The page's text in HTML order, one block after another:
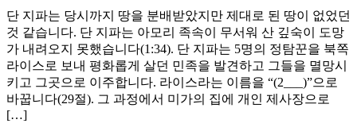
단 지파는 당시까지 땅을 분배받았지만 제대로 된 땅이 없었던
것 같습니다. 단 지파는 아모리 족속이 무서워 산 깊숙이 도망
가 내려오지 못했습니다(1:34). 단 지파는 5명의 정탐꾼을 북쪽
라이스로 보내 평화롭게 살던 민족을 발견하고 그들을 멸망시
키고 그곳으로 이주합니다. 라이스라는 이름을 “(2___)”으로
바꿉니다(29절). 그 과정에서 미가의 집에 개인 제사장으로
[…]